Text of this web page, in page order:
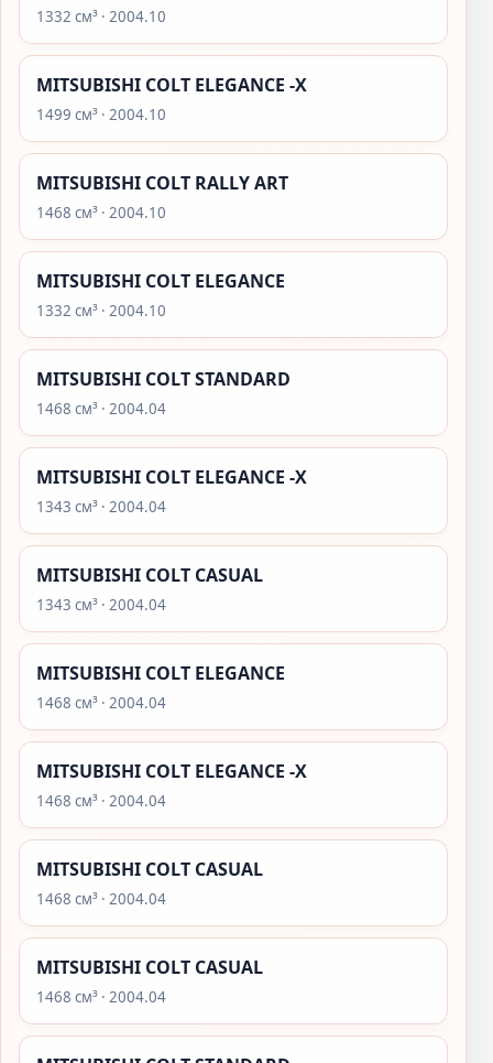
1332 см³ · 2004.10
MITSUBISHI COLT ELEGANCE -X
1499 см³ · 2004.10
MITSUBISHI COLT RALLY ART
1468 см³ · 2004.10
MITSUBISHI COLT ELEGANCE
1332 см³ · 2004.10
MITSUBISHI COLT STANDARD
1468 см³ · 2004.04
MITSUBISHI COLT ELEGANCE -X
1343 см³ · 2004.04
MITSUBISHI COLT CASUAL
1343 см³ · 2004.04
MITSUBISHI COLT ELEGANCE
1468 см³ · 2004.04
MITSUBISHI COLT ELEGANCE -X
1468 см³ · 2004.04
MITSUBISHI COLT CASUAL
1468 см³ · 2004.04
MITSUBISHI COLT CASUAL
1468 см³ · 2004.04